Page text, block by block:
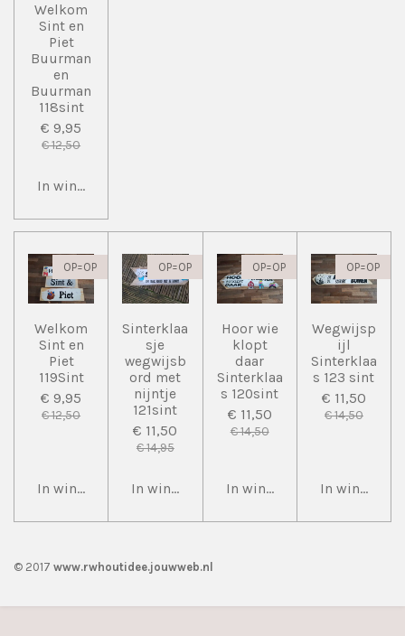
Welkom
Sint en
Piet
Buurman
en
Buurman
118sint
€ 9,95
€ 12,50
In winkelwagen
OP=OP
Welkom
Sint en
Piet
119Sint
€ 9,95
€ 12,50
In winkelwagen
OP=OP
Sinterklaa
sje
wegwijsb
ord met
nijntje
121sint
€ 11,50
€ 14,95
In winkelwagen
OP=OP
Hoor wie
klopt
daar
Sinterklaa
s 120sint
€ 11,50
€ 14,50
In winkelwagen
OP=OP
Wegwijsp
ijl
Sinterklaa
s 123 sint
€ 11,50
€ 14,50
In
© 2017 www.rwhoutidee.jouwweb.nl